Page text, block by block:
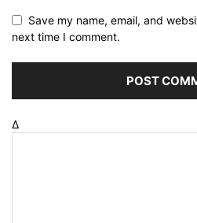
Save my name, email, and
next time I comment.
Δ